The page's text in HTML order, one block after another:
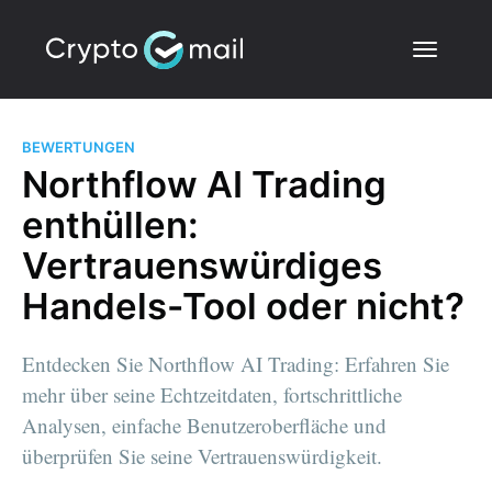
BEWERTUNGEN
Northflow AI Trading
enthüllen:
Vertrauenswürdiges
Handels-Tool oder nicht?
Entdecken Sie Northflow AI Trading: Erfahren Sie
mehr über seine Echtzeitdaten, fortschrittliche
Analysen, einfache Benutzeroberfläche und
überprüfen Sie seine Vertrauenswürdigkeit.